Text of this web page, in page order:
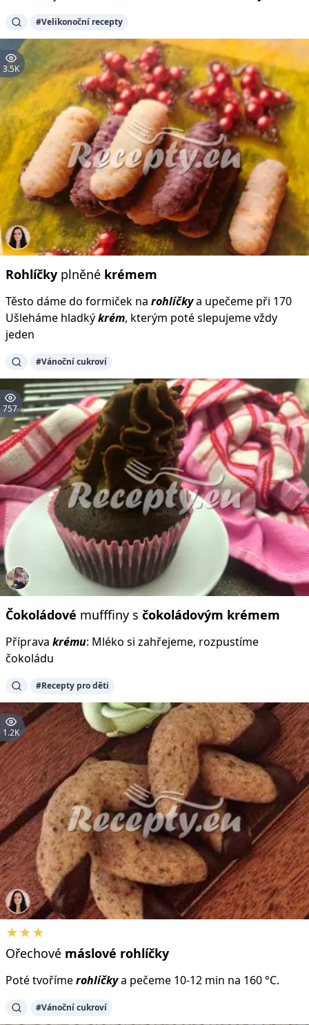
#Velikonoční recepty
3.5K
Rohlíčky plněné krémem
Těsto dáme do formiček na rohlíčkya upečeme při 170
Ušleháme hladkýkrém, kterým poté slepujeme vždy
jeden
#Vánoční cukroví
757
Čokoládové mufffiny s čokoládovým krémem
Příprava krému: Mléko si zahřejeme, rozpustíme
čokoládu
#Recepty pro děti
1.2K
★★★
Ořechové máslové rohlíčky
Poté tvořímerohlíčkya pečeme 10-12 min na 160 °C.
#Vánoční cukroví